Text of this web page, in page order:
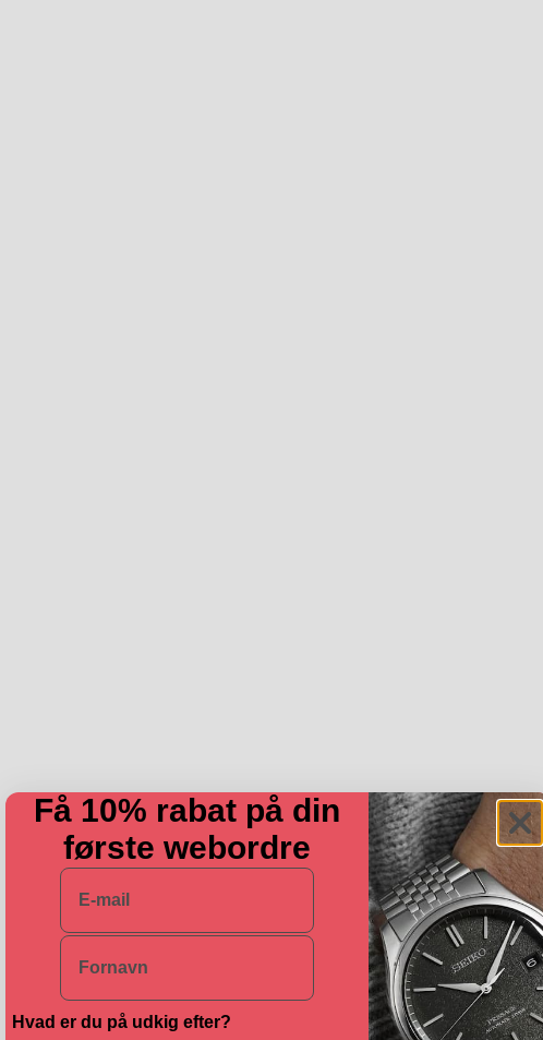
Få 10% rabat på din
første webordre
E-mail
Navn
Hvad er du på udkig efter?